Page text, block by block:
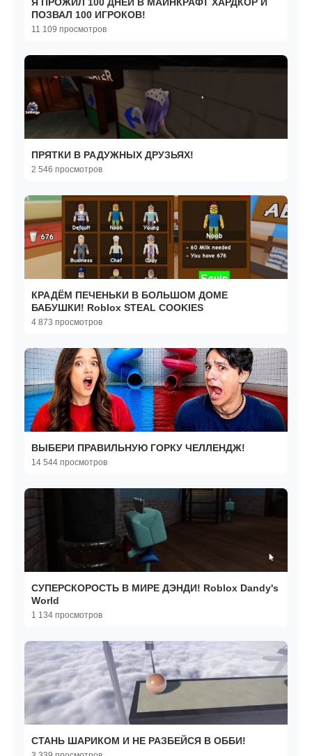
Я ПРОЖИЛ 100 ДНЕЙ В МАЙНКРАФТ ХАРДКОР И
ПОЗВАЛ 100 ИГРОКОВ!
11 109 просмотров
ПРЯТКИ В РАДУЖНЫХ ДРУЗЬЯХ!
2 546 просмотров
КРАДЁМ ПЕЧЕНЬКИ В БОЛЬШОМ ДОМЕ
БАБУШКИ! Roblox STEAL COOKIES
4 873 просмотров
ВЫБЕРИ ПРАВИЛЬНУЮ ГОРКУ ЧЕЛЛЕНДЖ!
14 544 просмотров
СУПЕРСКОРОСТЬ В МИРЕ ДЭНДИ! Roblox Dandy's
World
1 134 просмотров
СТАНЬ ШАРИКОМ И НЕ РАЗБЕЙСЯ В ОББИ!